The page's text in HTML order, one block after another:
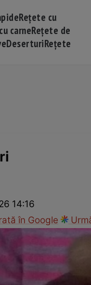
Rețete cu
carneRețete de
DeserturiRețete
14:16
în Google